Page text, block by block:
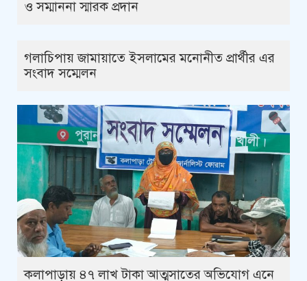
ও সম্মাননা স্মারক প্রদান
গলাচিপায় জামায়াতে ইসলামের মনোনীত প্রার্থীর এর
সংবাদ সম্মেলন
কলাপাড়ায় ৪৭ লাখ টাকা আত্মসাতের অভিযোগ এনে